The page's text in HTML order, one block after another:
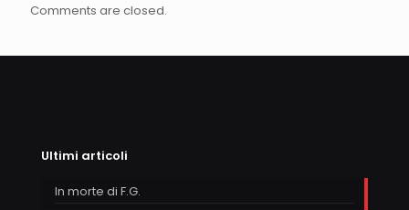
Comments are closed.
Ultimi articoli
In morte di F.G.